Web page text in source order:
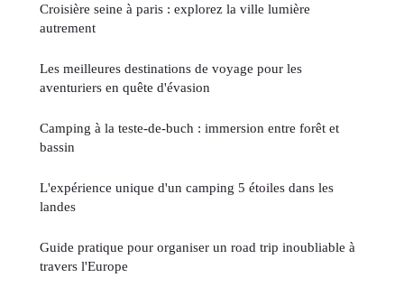
Croisière seine à paris : explorez la ville lumière
autrement
Les meilleures destinations de voyage pour les
aventuriers en quête d'évasion
Camping à la teste-de-buch : immersion entre forêt et
bassin
L'expérience unique d'un camping 5 étoiles dans les
landes
Guide pratique pour organiser un road trip inoubliable à
travers l'Europe